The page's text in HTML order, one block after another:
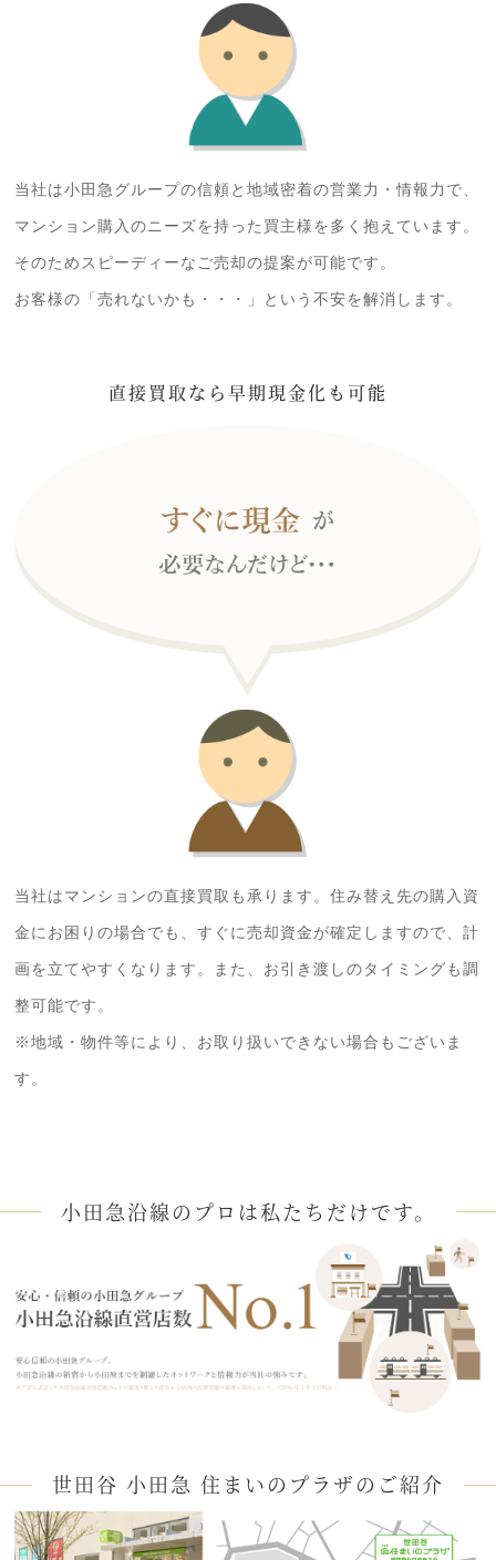
当社は小田急グループの信頼と地域密着の営業力・情報力で、
マンション購入のニーズを持った買主様を多く抱えています。
そのためスピーディーなご売却の提案が可能です。
お客様の「売れないかも・・・」という不安を解消します。
直接買取なら早期現金化も可能
当社はマンションの直接買取も承ります。住み替え先の購入資
金にお困りの場合でも、すぐに売却資金が確定しますので、計
画を立てやすくなります。また、お引き渡しのタイミングも調
整可能です。
※地域・物件等により、お取り扱いできない場合もございま
す。
小田急沿線のプロは私たちだけです。
世田谷 小田急 住まいのプラザのご紹介